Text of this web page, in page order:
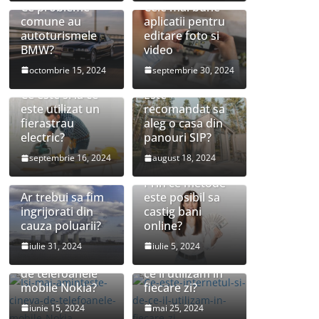
Ce probleme
comune au
autoturismele
BMW?
octombrie 15, 2024
Cele mai bune
aplicatii pentru
editare foto si
video
septembrie 30, 2024
Ce este si la ce
este utilizat un
fierastrau
electric?
septembrie 16, 2024
Este
recomandat sa
aleg o casa din
panouri SIP?
august 18, 2024
Ar trebui sa fim
ingrijorati din
cauza poluarii?
iulie 31, 2024
Prin ce metode
este posibil sa
castig bani
online?
iulie 5, 2024
Isi mai
de telefoanele
mobile Nokia?
iunie 15, 2024
Ce este
internetul si de
ce il utilizam in
fiecare zi?
mai 25, 2024
Ce sunt
Ce este poluarea